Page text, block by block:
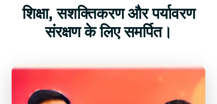
शिक्षा, सशक्तिकरण और पर्यावरण
संरक्षण के लिए समर्पित।